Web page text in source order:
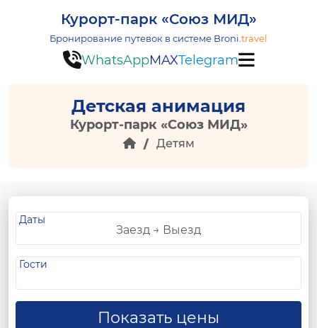
Курорт-парк «Союз МИД»
Бронирование путевок в системе Broni. travel
WhatsAppMAXTelegram
Детская анимация
Курорт-парк «Союз МИД»
Детям
Даты
Гости
Показать цены